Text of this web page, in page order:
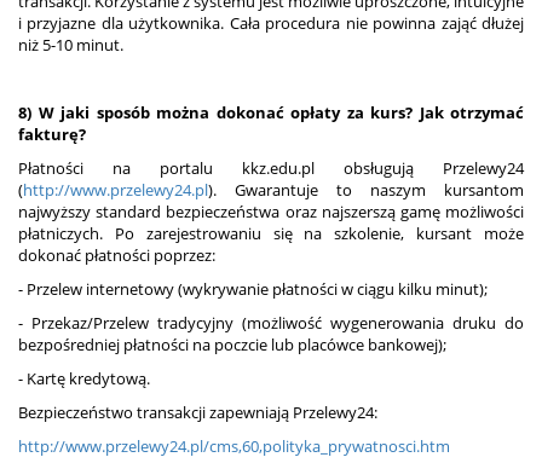
i przyjazne dla użytkownika. Cała procedura nie powinna zająć dłużej
niż 5-10 minut.
8) W jaki sposób można dokonać opłaty za kurs? Jak otrzymać
fakturę?
Płatności na portalu kkz.edu.pl obsługują Przelewy24
(http://www.przelewy24.pl). Gwarantuje to naszym kursantom
najwyższy standard bezpieczeństwa oraz najszerszą gamę możliwości
płatniczych. Po zarejestrowaniu się na szkolenie, kursant może
dokonać płatności poprzez:
- Przelew internetowy (wykrywanie płatności w ciągu kilku minut);
- Przekaz/Przelew tradycyjny (możliwość wygenerowania druku do
bezpośredniej płatności na poczcie lub placówce bankowej);
- Kartę kredytową.
Bezpieczeństwo transakcji zapewniają Przelewy24:
http://www.przelewy24.pl/cms,60,polityka_prywatnosci.htm